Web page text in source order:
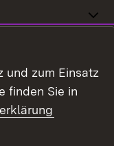
und zum Einsatz
finden Sie in